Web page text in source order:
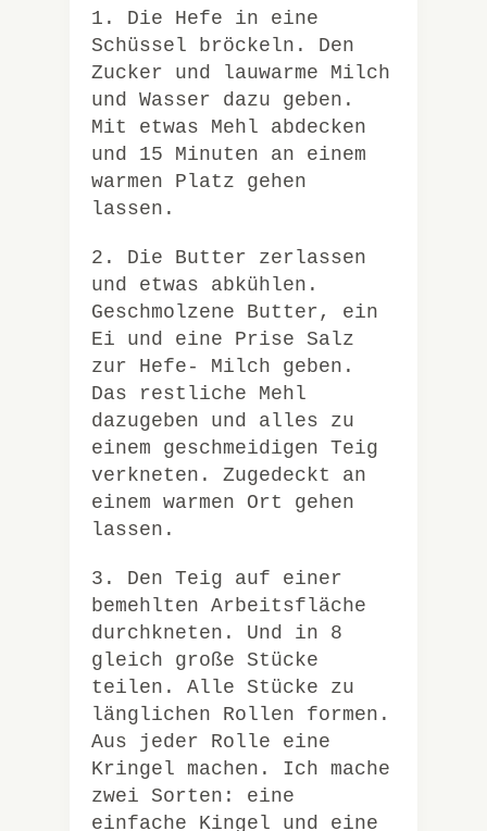
1. Die Hefe in eine
Schüssel bröckeln. Den
Zucker und lauwarme Milch
und Wasser dazu geben.
Mit etwas Mehl abdecken
und 15 Minuten an einem
warmen Platz gehen
lassen.
2. Die Butter zerlassen
und etwas abkühlen.
Geschmolzene Butter, ein
Ei und eine Prise Salz
zur Hefe- Milch geben.
Das restliche Mehl
dazugeben und alles zu
einem geschmeidigen Teig
verkneten. Zugedeckt an
einem warmen Ort gehen
lassen.
3. Den Teig auf einer
bemehlten Arbeitsfläche
durchkneten. Und in 8
gleich große Stücke
teilen. Alle Stücke zu
länglichen Rollen formen.
Aus jeder Rolle eine
Kringel machen. Ich mache
zwei Sorten: eine
einfache Kingel und eine